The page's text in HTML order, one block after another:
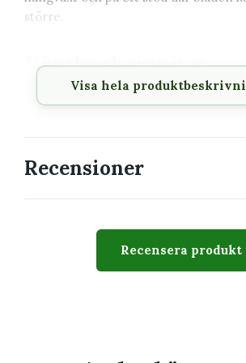
större.
Växtbeskrivning
Vetenskapligt
Scindapsus
Klättrande
och kompakt
för barn och
Visa hela
Recensioner
Recensera produkt